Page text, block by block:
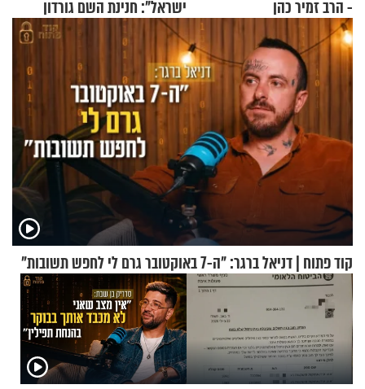
- הרב זמיר כהן
ישראל": חנינת השם גורדון
בריאיון מעורר השראה
קוד פתוח | דניאל ברגר: "ה-7 באוקטובר גרם לי לחפש תשובות"